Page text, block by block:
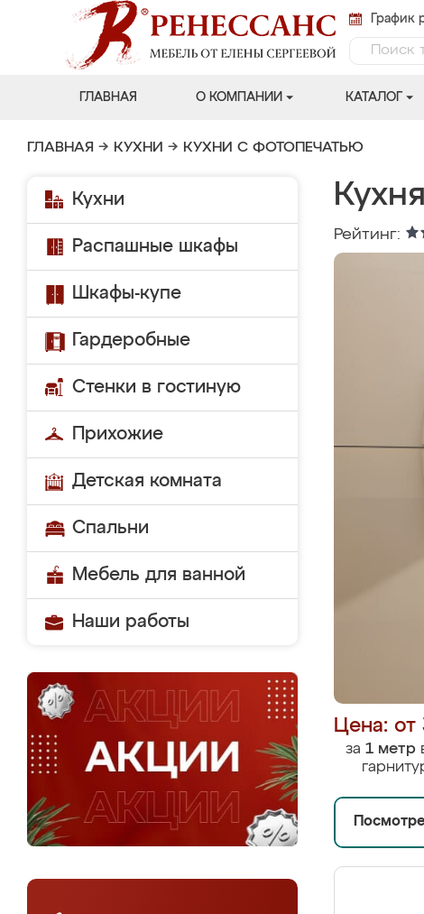
График
ГЛАВНАЯ О КОМПАНИИ КАТАЛОГ
ГЛАВНАЯ → КУХНИ → КУХНИ С ФОТОПЕЧАТЬЮ
Кухни
Распашные шкафы
Шкафы-купе
Гардеробные
Стенки в гостиную
Прихожие
Детская комната
Спальни
Мебель для ванной
Наши работы
Рейтинг:
Цена:
за 1 метр